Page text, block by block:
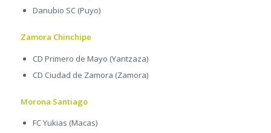
Danubio SC (Puyo)
Zamora Chinchipe
CD Primero de Mayo (Yantzaza)
CD Ciudad de Zamora (Zamora)
Morona Santiago
FC Yukias (Macas)